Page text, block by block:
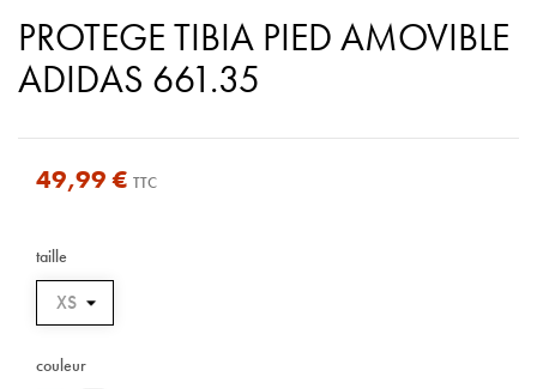
PROTEGE TIBIA PIED AMOVIBLE
ADIDAS 661.35
49,99 € TTC
taille
couleur